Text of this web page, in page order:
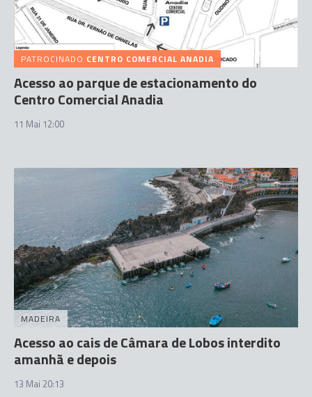
PATROCINADO CENTRO COMERCIAL ANADIA
Acesso ao parque de estacionamento do
Centro Comercial Anadia
11 Mai 12:00
MADEIRA
Acesso ao cais de Câmara de Lobos interdito
amanhã e depois
13 Mai 20:13